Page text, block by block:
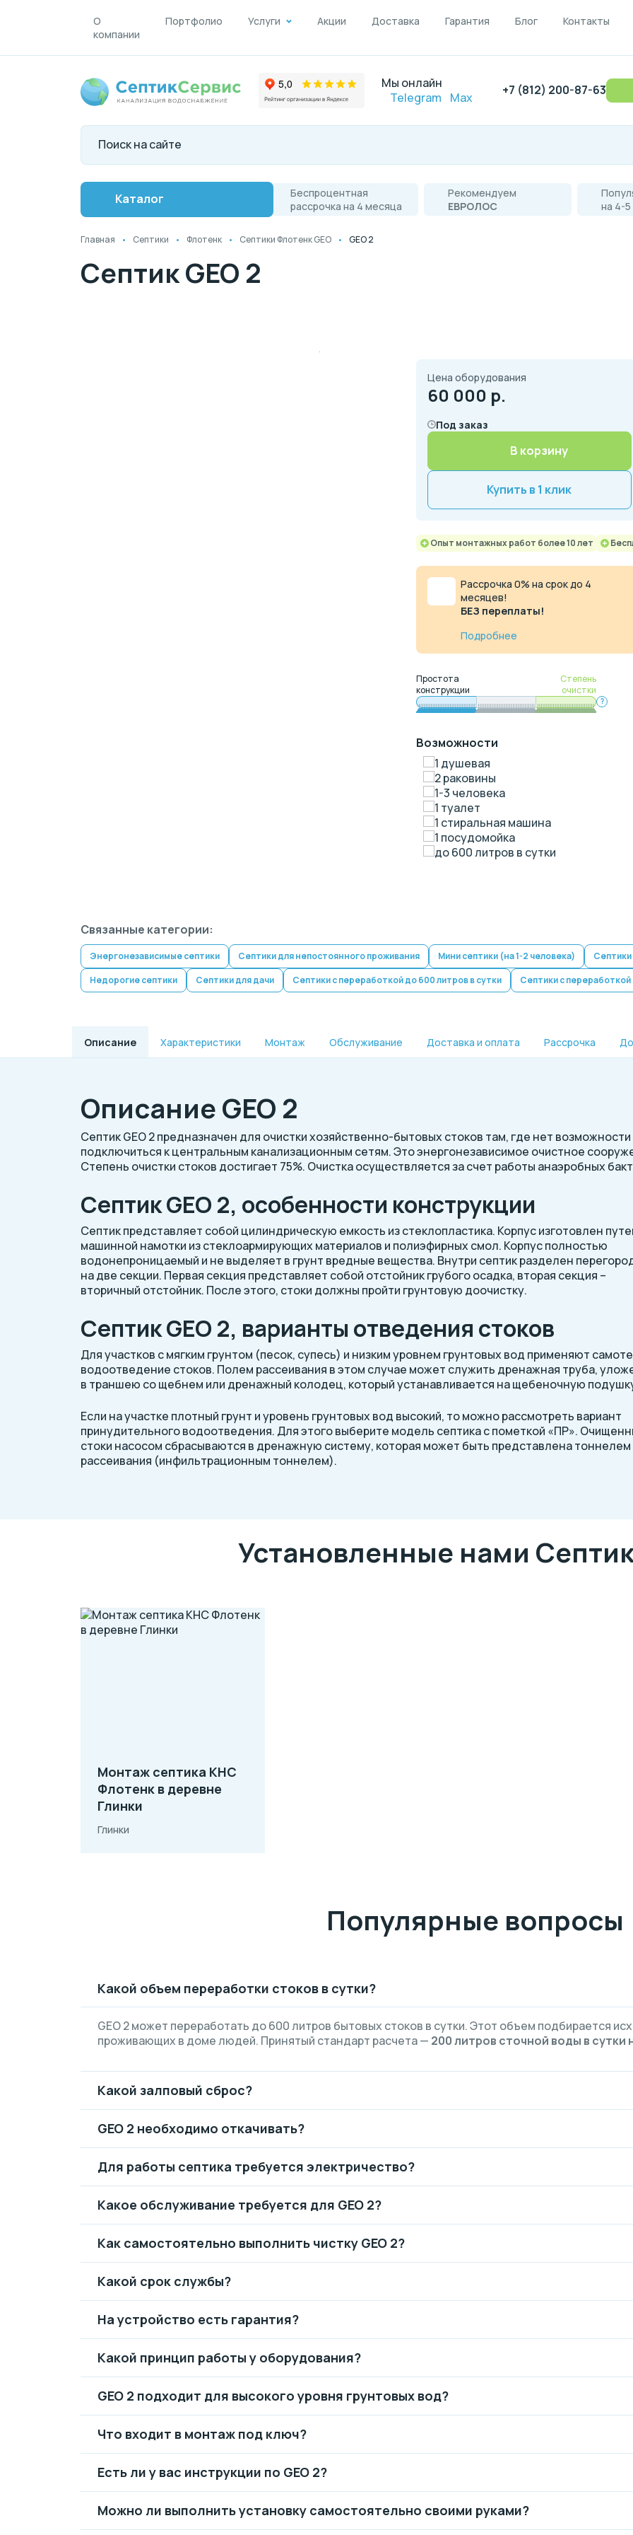
О
компании
Портфолио Услуги Акции Доставка Гарантия Блог Контакты
Мы онлайн
Telegram
Max +7 (812) 200-87-63
Каталог
Беспроцентная
рассрочка на 4 месяца
Рекомендуем
ЕВРОЛОС
на 4-
Главная Септики Флотенк Септики Флотенк GEO GEO 2
Септик GEO 2
Цена оборудования
60 000 р.
Под заказ
В корзину
Купить в 1 клик
Опыт монтажных работ более 10 лет
Рассрочка 0% на срок до 4
месяцев!
БЕЗ переплаты!
Подробнее
Простота
конструкции
Степень
очистки
?
Возможности
1 душевая
2 раковины
1-3 человека
1 туалет
1 стиральная машина
1 посудомойка
до 600 литров в сутки
Связанные категории:
Энергонезависимые септики Септики для непостоянного проживания Мини септики (на 1-2 человека) Септики
Недорогие септики
Септики для дачи Септики с переработкой до 600 литров в сутки Септики с переработкой
Описание Характеристики Монтаж Обслуживание Доставка и оплата Рассрочка
Описание GEO 2
Септик GEO 2 предназначен для очистки хозяйственно-бытовых стоков там, где нет возможности
подключиться к центральным канализационным сетям. Это энергонезависимое очистное
Степень очистки стоков достигает 75%. Очистка осуществляется за счет работы анаэробных
Септик GEO 2, особенности конструкции
Септик представляет собой цилиндрическую емкость из стеклопластика. Корпус изготовлен
машинной намотки из стеклоармирующих материалов и полиэфирных смол. Корпус полностью
водонепроницаемый и не выделяет в грунт вредные вещества. Внутри септик разделен
на две секции. Первая секция представляет собой отстойник грубого осадка, вторая секция –
вторичный отстойник. После этого, стоки должны пройти грунтовую доочистку.
Септик GEO 2, варианты отведения стоков
Для участков с мягким грунтом (песок, супесь) и низким уровнем грунтовых вод применяют
водоотведение стоков. Полем рассеивания в этом случае может служить дренажная труба,
в траншею со щебнем или дренажный колодец, который устанавливается на щебеночную
Если на участке плотный грунт и уровень грунтовых вод высокий, то можно рассмотреть вариант
принудительного водоотведения. Для этого выберите модель септика с пометкой «ПР».
стоки насосом сбрасываются в дренажную систему, которая может быть представлена тоннелем
рассеивания (инфильтрационным тоннелем).
Установленные нами
Монтаж cептика КНС
Флотенк в деревне
Глинки
Глинки
Популярные вопросы
Какой объем переработки стоков в сутки?
GEO 2 может переработать до 600 литров бытовых стоков в сутки. Этот объем подбирается
проживающих в доме людей. Принятый стандарт расчета — 200 литров сточной воды в сутки
Какой залповый сброс?
GEO 2 необходимо откачивать?
Для работы септика требуется электричество?
Какое обслуживание требуется для GEO 2?
Как самостоятельно выполнить чистку GEO 2?
Какой срок службы?
На устройство есть гарантия?
Какой принцип работы у оборудования?
GEO 2 подходит для высокого уровня грунтовых вод?
Что входит в монтаж под ключ?
Есть ли у вас инструкции по GEO 2?
Можно ли выполнить установку самостоятельно своими руками?